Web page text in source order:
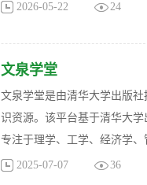
2026-05-22 24
文泉学堂
文泉学堂是由清华大学出版
识资源。该平台基于清华大学
专注于理学、工学、经济学、
2025-07-07 36